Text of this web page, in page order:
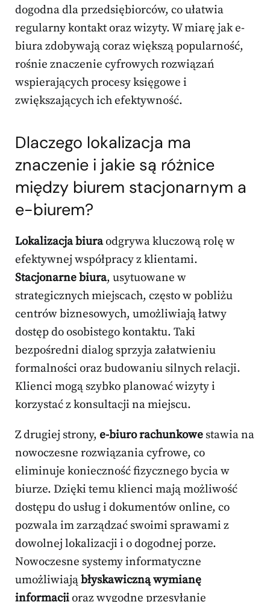
dogodna dla przedsiębiorców, co ułatwia
regularny kontakt oraz wizyty. W miarę jak e-
biura zdobywają coraz większą popularność,
rośnie znaczenie cyfrowych rozwiązań
wspierających procesy księgowe i
zwiększających ich efektywność.
Dlaczego lokalizacja ma
znaczenie i jakie są różnice
między biurem stacjonarnym a
e-biurem?
Lokalizacja biuraodgrywa kluczową rolę w
efektywnej współpracy z klientami.
Stacjonarne biura, usytuowane w
strategicznych miejscach, często w pobliżu
centrów biznesowych, umożliwiają łatwy
dostęp do osobistego kontaktu. Taki
bezpośredni dialog sprzyja załatwieniu
formalności oraz budowaniu silnych relacji.
Klienci mogą szybko planować wizyty i
korzystać z konsultacji na miejscu.
Z drugiej strony, e-biuro rachunkowe stawia na
nowoczesne rozwiązania cyfrowe, co
eliminuje konieczność fizycznego bycia w
biurze. Dzięki temu klienci mają możliwość
dostępu do usług i dokumentów online, co
pozwala im zarządzać swoimi sprawami z
dowolnej lokalizacji i o dogodnej porze.
Nowoczesne systemy informatyczne
umożliwiająbłyskawiczną wymianę
informacjioraz wygodne przesyłanie